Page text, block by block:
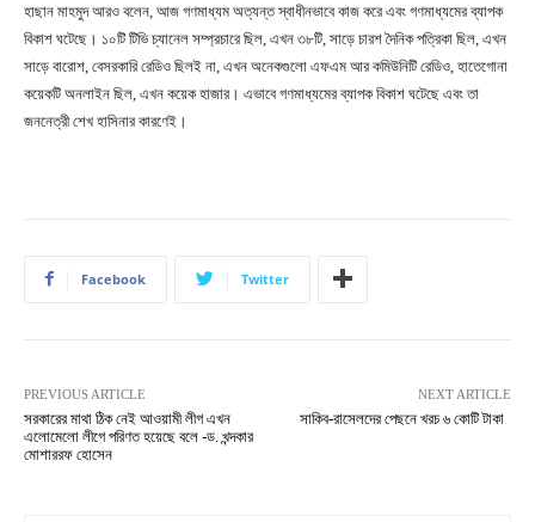
হাছান মাহমুদ আরও বলেন, আজ গণমাধ্যম অত্যন্ত স্বাধীনভাবে কাজ করে এবং গণমাধ্যমের ব্যাপক
বিকাশ ঘটেছে। ১০টি টিভি চ্যানেল সম্প্রচারে ছিল, এখন ৩৮টি, সাড়ে চারশ দৈনিক পত্রিকা ছিল, এখন
সাড়ে বারোশ, বেসরকারি রেডিও ছিলই না, এখন অনেকগুলো এফএম আর কমিউনিটি রেডিও, হাতেগোনা
কয়েকটি অনলাইন ছিল, এখন কয়েক হাজার। এভাবে গণমাধ্যমের ব্যাপক বিকাশ ঘটেছে এবং তা
জননেত্রী শেখ হাসিনার কারণেই।
Facebook Twitter
PREVIOUS ARTICLE
সরকারের মাথা ঠিক নেই আওয়ামী লীগ এখন
এলোমেলো লীগে পরিণত হয়েছে বলে -ড. খন্দকার
মোশাররফ হোসেন
NEXT ARTICLE
সাকিব-রাসেলদের পেছনে খরচ ৬ কোটি টাকা